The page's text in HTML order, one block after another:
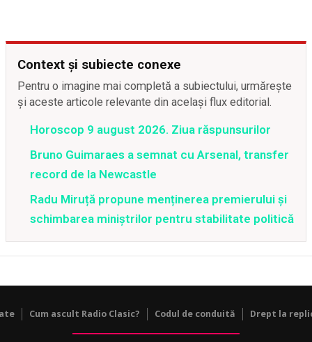
Context și subiecte conexe
Pentru o imagine mai completă a subiectului, urmărește
și aceste articole relevante din același flux editorial.
Horoscop 9 august 2026. Ziua răspunsurilor
Bruno Guimaraes a semnat cu Arsenal, transfer
record de la Newcastle
Radu Miruță propune menținerea premierului și
schimbarea miniștrilor pentru stabilitate politică
Cum ascult Radio Clasic? Codul de conduită Drept la